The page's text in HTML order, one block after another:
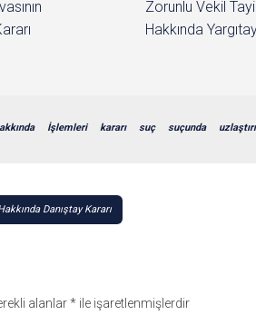
Zorunlu Vekil
Hakkında
İşlemleri kararı suç suçunda
Danıştay Kararı
alanlar* ile işaretlenmişlerdir